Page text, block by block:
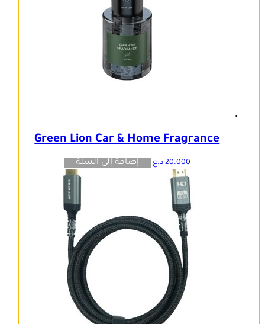
Green Lion Car & Home Fragrance
20.000 د.ع إضافة إلى السلة